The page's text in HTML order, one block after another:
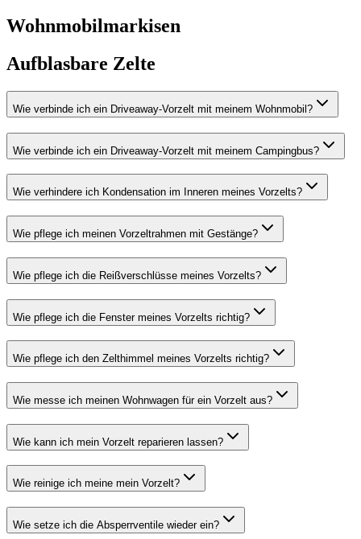
Wohnmobilmarkisen
Aufblasbare Zelte
Wie verbinde ich ein Driveaway-Vorzelt mit meinem Wohnmobil?
Wie verbinde ich ein Driveaway-Vorzelt mit meinem Campingbus?
Wie verhindere ich Kondensation im Inneren meines Vorzelts?
Wie pflege ich meinen Vorzeltrahmen mit Gestänge?
Wie pflege ich die Reißverschlüsse meines Vorzelts?
Wie pflege ich die Fenster meines Vorzelts richtig?
Wie pflege ich den Zelthimmel meines Vorzelts richtig?
Wie messe ich meinen Wohnwagen für ein Vorzelt aus?
Wie kann ich mein Vorzelt reparieren lassen?
Wie reinige ich meine mein Vorzelt?
Wie setze ich die Absperrventile wieder ein?